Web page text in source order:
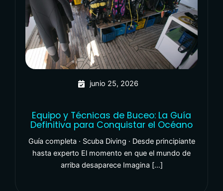
junio 25, 2026
Equipo y Técnicas de Buceo: La Guía
Definitiva para Conquistar el Océano
Guía completa · Scuba Diving · Desde principiante
hasta experto El momento en que el mundo de
arriba desaparece Imagina […]